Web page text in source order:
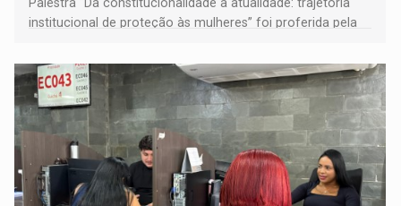
institucional de proteção às mulheres” foi proferida pela
Goiás